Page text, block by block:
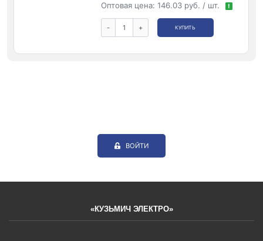
Оптовая цена: 146.03 руб. / шт. !
- + КУПИТЬ
ВОЙТИ
«КУЗЬМИЧ ЭЛЕКТРО»